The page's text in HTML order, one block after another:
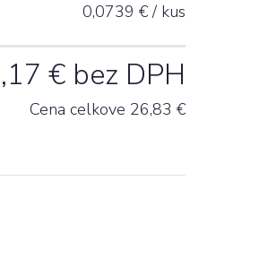
0,0739 € / kus
€ bez DPH
Cena celkove 26,83 €